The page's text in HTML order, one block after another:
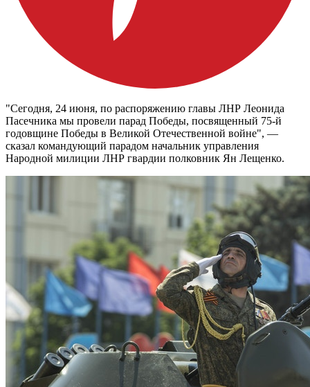
"Сегодня, 24 июня, по распоряжению главы ЛНР Леонида
Пасечника мы провели парад Победы, посвященный 75-й
годовщине Победы в Великой Отечественной войне", —
сказал командующий парадом начальник управления
Народной милиции ЛНР гвардии полковник Ян Лещенко.